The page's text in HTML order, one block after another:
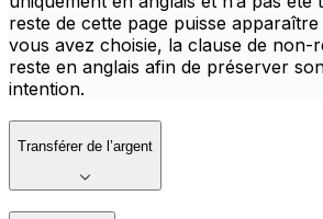
reste de cette page puisse
vous avez choisie, la clause de non-
reste en anglais afin de préserver
intention.
Transférer de l’argent